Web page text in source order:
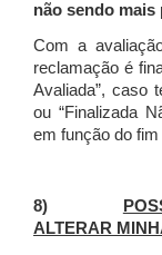
não sendo
Com a
reclamação é
Avaliada”, caso
ou “Finalizada
em função do
8)
ALTERAR